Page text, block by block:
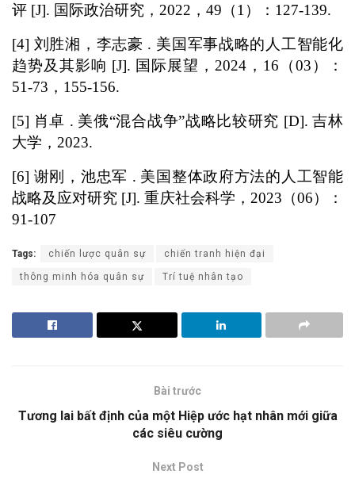
评 [J]. 国际政治研究，2022，49（1）：127-139.
[4] 刘胜湘，李志豪 . 美国军事战略的人工智能化
趋势及其影响 [J]. 国际展望，2024，16（03）：
51-73，155-156.
[5] 肖卓 . 美俄“混合战争”战略比较研究 [D]. 吉林
大学，2023.
[6] 谢刚，池忠军 . 美国整体政府方法的人工智能
战略及应对研究 [J]. 重庆社会科学，2023（06）：
91-107
Tags: chiến lược quân sự chiến tranh hiện đại
thông minh hóa quân sự Trí tuệ nhân tạo
Bài trước
Tương lai bất định của một Hiệp ước hạt nhân mới giữa
các siêu cường
Next Post